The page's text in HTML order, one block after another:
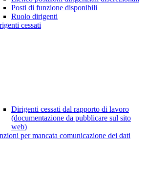
Posti di funzione disponibili
Ruolo dirigenti
cessati
Dirigenti cessati dal rapporto di lavoro
(documentazione da pubblicare sul sito
web)
per mancata comunicazione dei dati